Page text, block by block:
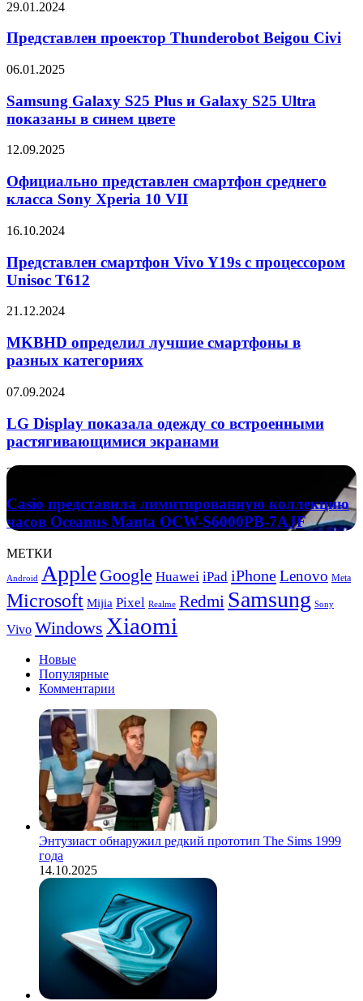
с
дверями
Представлен
Thunderobot
Beigou
Civi
29.01.2024
Представлен проектор Thunderobot Beigou Civi
Samsung
S25
Plus
и
S25
показаны
в
цвете
06.01.2025
Samsung Galaxy S25 Plus и Galaxy S25 Ultra
показаны в синем цвете
Официально
смартфон
среднего
класса
Xperia
VII
12.09.2025
Официально представлен смартфон среднего
класса Sony Xperia 10 VII
Представлен
Vivo
Y19s
с
Unisoc
16.10.2024
Представлен смартфон Vivo Y19s с процессором
Unisoc T612
MKBHD
лучшие
смартфоны
в
категориях
21.12.2024
MKBHD определил лучшие смартфоны в
разных категориях
LG
показала
одежду
со
встроенными
растягивающимися
07.09.2024
LG Display показала одежду со встроенными
растягивающимися экранами
Casio
лимитированную
коллекцию
часов
Manta
OCW-
S6000PB-
7AJF
26.05.2025
Casio представила лимитированную коллекцию
часов Oceanus Manta OCW-S6000PB-7AJF
МЕТКИ
Android Apple Google Huawei iPad iPhoneLenovo Meta
Microsoft Mijia Pixel Realme Redmi Samsung Sony
Vivo Windows Xiaomi
Новые
Популярные
Комментарии
Энтузиаст обнаружил редкий прототип The Sims 1999
года
14.10.2025